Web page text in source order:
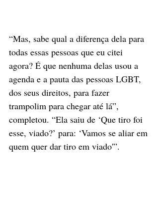
“Mas, sabe qual a diferença dela para
todas essas pessoas que eu citei
agora? É que nenhuma delas usou a
agenda e a pauta das pessoas LGBT,
dos seus direitos, para fazer
trampolim para chegar até lá”,
completou. “Ela saiu de ‘Que tiro foi
esse, viado?’ para: ‘Vamos se aliar em
quem quer dar tiro em viado'”.